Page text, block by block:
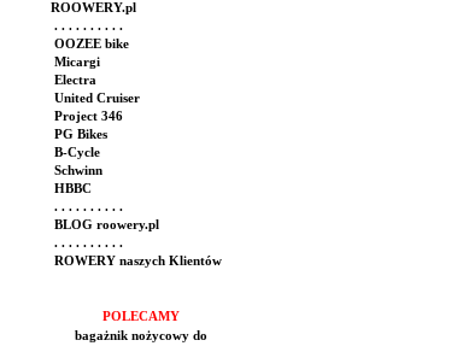
ROOWERY.pl
. . . . . . . . . .
OOZEE bike
Micargi
Electra
United Cruiser
Project 346
PG Bikes
B-Cycle
Schwinn
HBBC
. . . . . . . . . .
BLOG roowery.pl
. . . . . . . . . .
ROWERY naszych Klientów
POLECAMY
bagażnik nożycowy do